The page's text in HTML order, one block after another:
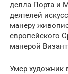
делла Порта и
деятелей
манеру
европейского
манерой
Умер художник